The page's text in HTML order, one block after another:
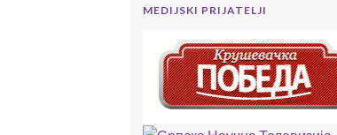
MEDIJSKI PRIJATELJI